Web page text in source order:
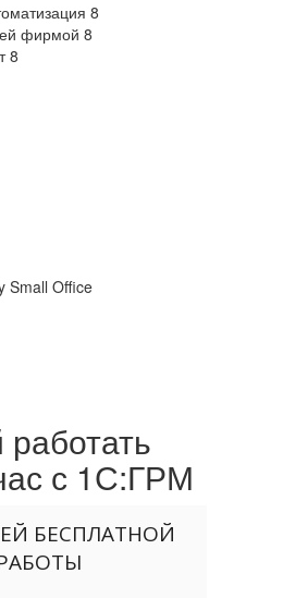
8
фирмой 8
8
Small Office
с 1С:ГРМ